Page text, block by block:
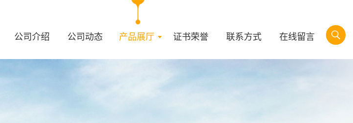
公司介绍 公司动态 产品展厅 证书荣誉 联系方式 在线留言